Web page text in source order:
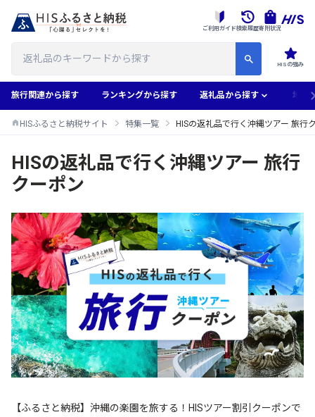
HISの強み
ご利用ガイド検索履歴寄附状況
旅行関連から探す ランキングから探す 返礼品から探す 地域
HISふるさと納税サイト 特集一覧 HISの返礼品で行く沖縄ツアー 旅行
HISの返礼品で行く沖縄ツアー 旅行
クーポン
【ふるさと納税】沖縄の楽園を旅する！HISツアー割引クーポンで